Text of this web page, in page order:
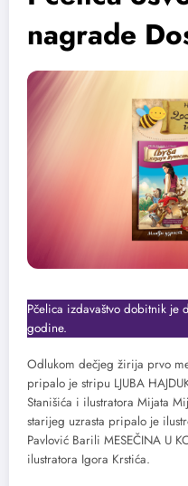
nagrade
Pčelica izdavaštvo dobitnik je
godine.
Odlukom dečjeg žirija prvo
pripalo je stripu LJUBA
Stanišića i ilustratora Mijata
starijeg uzrasta pripalo je
Pavlović Barili MESEČINA U
ilustratora Igora Krstića.